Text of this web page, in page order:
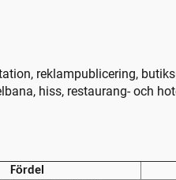
reklampublicering,
hiss, restaurang- och
Fördel